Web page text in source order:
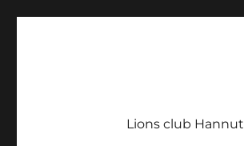
Lions club Hannut